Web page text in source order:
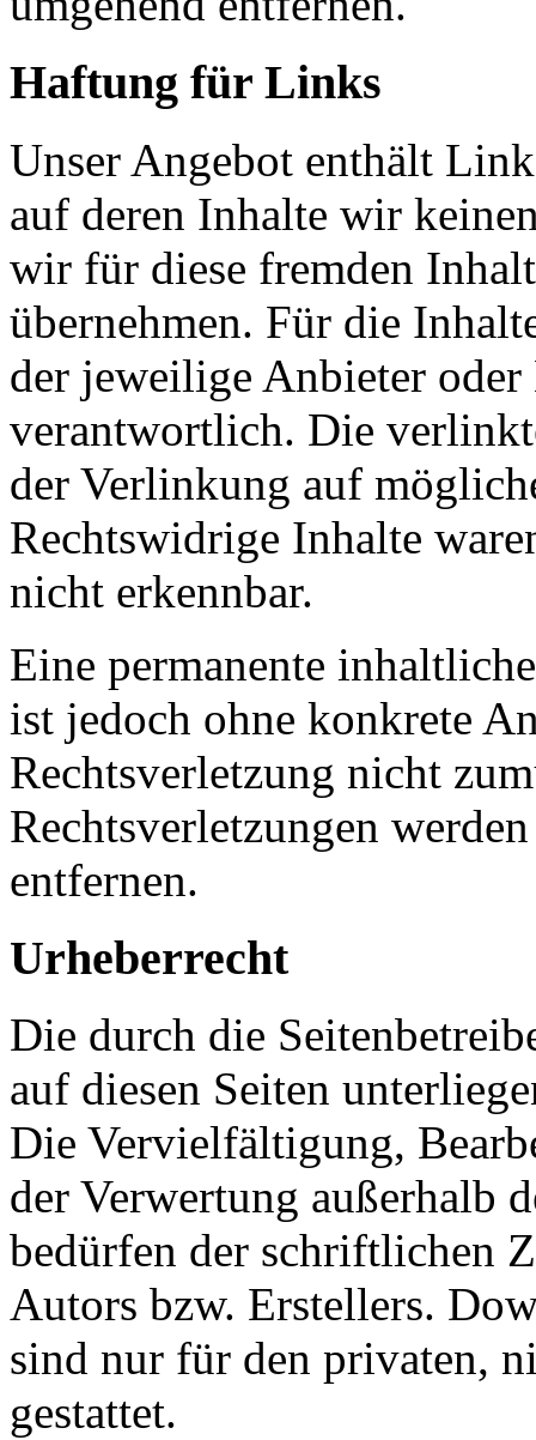
Haftung für Links
Unser Angebot enthält
auf deren Inhalte wir
wir für diese fremden
übernehmen. Für die
der jeweilige Anbieter oder
verantwortlich. Die
der Verlinkung auf
Rechtswidrige Inhalte
nicht erkennbar.
Eine permanente
ist jedoch ohne konkrete
Rechtsverletzung nicht
Rechtsverletzungen
entfernen.
Urheberrecht
Die durch die
auf diesen Seiten
Die Vervielfältigung,
der Verwertung außerhalb
bedürfen der schriftlichen
Autors bzw. Erstellers.
sind nur für den privaten,
gestattet.